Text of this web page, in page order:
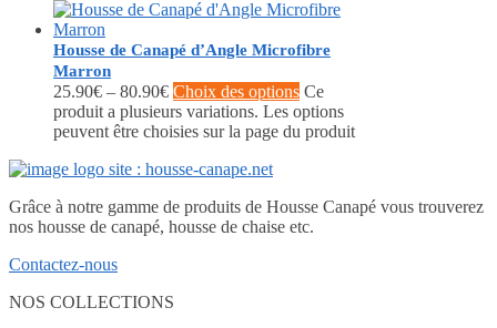
Housse de Canapé d’Angle Microfibre
Marron
25.90€ – 80.90€ Choix des options Ce
produit a plusieurs variations. Les options
peuvent être choisies sur la page du produit
Grâce à notre gamme de produits de Housse Canapé vous trouverez
nos housse de canapé, housse de chaise etc.
Contactez-nous
NOS COLLECTIONS